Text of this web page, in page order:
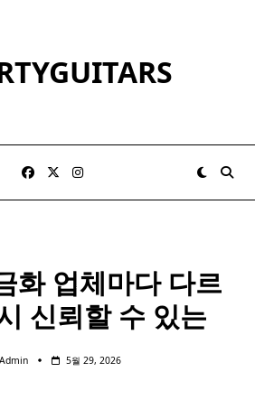
화 업체마다 다르
신뢰할 수 있는
Admin 5월 29, 2026